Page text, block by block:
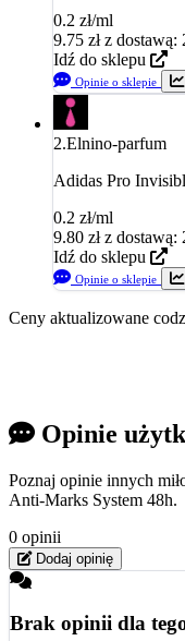
0.2 zł/ml
9.75 zł z dostawą:
Idź do sklepu
Opinie o sklepie
2.Elnino-parfum
Adidas Pro
0.2 zł/ml
9.80 zł z dostawą:
Idź do sklepu
Opinie o sklepie
Ceny aktualizowane
Opinie
Poznaj opinie innych
Anti-Marks System 48h.
0 opinii
Dodaj opinię
Brak opinii dla